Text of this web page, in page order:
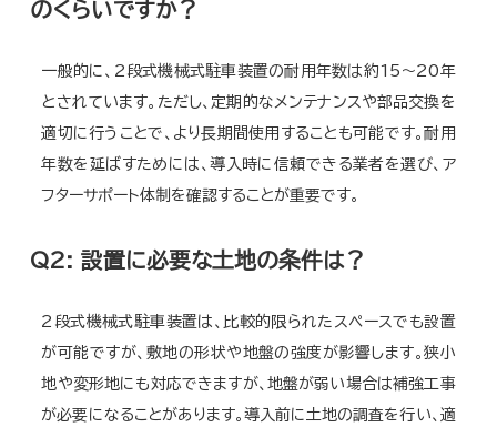
のくらいですか？
一般的に、2段式機械式駐車装置の耐用年数は約15〜20年
とされています。ただし、定期的なメンテナンスや部品交換を
適切に行うことで、より長期間使用することも可能です。耐用
年数を延ばすためには、導入時に信頼できる業者を選び、ア
フターサポート体制を確認することが重要です。
Q2: 設置に必要な土地の条件は？
2段式機械式駐車装置は、比較的限られたスペースでも設置
が可能ですが、敷地の形状や地盤の強度が影響します。狭小
地や変形地にも対応できますが、地盤が弱い場合は補強工事
が必要になることがあります。導入前に土地の調査を行い、適